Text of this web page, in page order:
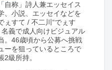
自称」詩人兼エッセイス
、小説、エッセイなどを
ぇすて / 不二川“でぇす
義で成人向けビジュアル
。46歳頃から公募へ挑戦
ーを狙っているところで
級所持。